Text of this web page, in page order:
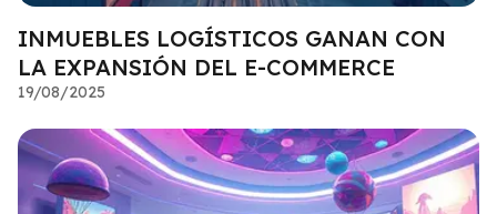
INMUEBLES LOGÍSTICOS GANAN CON
LA EXPANSIÓN DEL E-COMMERCE
19/08/2025